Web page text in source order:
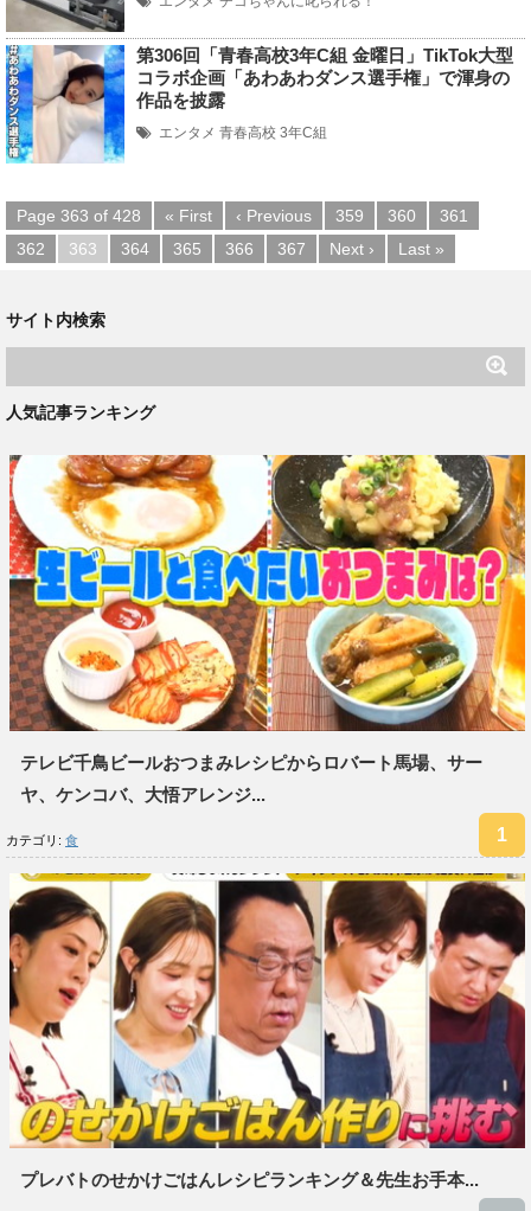
第306回「青春高校3年C組 金曜日」TikTok大型
コラボ企画「あわあわダンス選手権」で渾身の
作品を披露
エンタメ 青春高校 3年C組
Page 363 of 428 « First ‹ Previous 359 360
361
362
363 364 365 366 367 Next › Last »
サイト内検索
人気記事ランキング
テレビ千鳥ビールおつまみレシピからロバート馬場、サー
ヤ、ケンコバ、大悟アレンジ...
カテゴリ: 食
プレバトのせかけごはんレシピランキング＆先生お手本...